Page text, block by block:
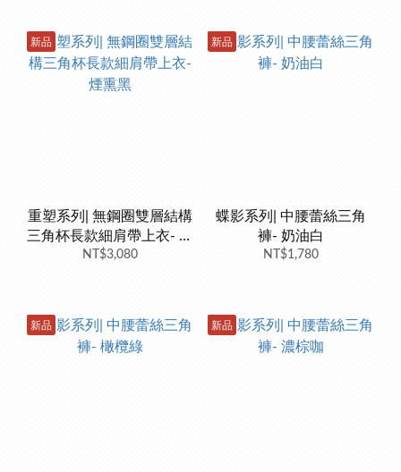
新品
重塑系列| 無鋼圈雙層結構
三角杯長款細肩帶上衣- 煙
熏黑
NT$3,080
新品
蝶影系列| 中腰蕾絲三角
褲- 奶油白
NT$1,780
新品 新品